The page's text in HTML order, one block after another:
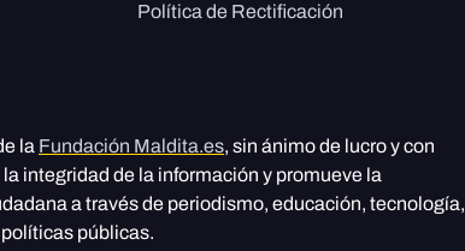
Política de Rectificación
la Fundación Maldita.es, sin ánimo de lucro y con
integridad de la información y promueve la
a través de periodismo, educación, tecnología,
públicas.